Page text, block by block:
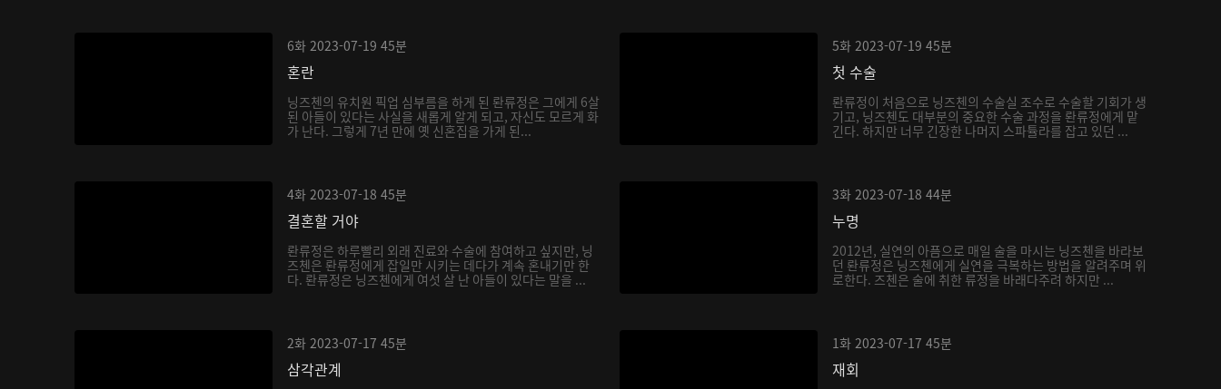
6화 2023-07-19 45분
혼란
닝즈첸의 유치원 픽업 심부름을 하게 된 롼류정은 그에게 6살
된 아들이 있다는 사실을 새롭게 알게 되고, 자신도 모르게 화
가 난다. 그렇게 7년 만에 옛 신혼집을 가게 된...
5화 2023-07-19 45분
첫 수술
롼류정이 처음으로 닝즈첸의 수술실 조수로 수술할 기회가 생
기고, 닝즈첸도 대부분의 중요한 수술 과정을 롼류정에게 맡
긴다. 하지만 너무 긴장한 나머지 스파튤라를 잡고 있던 ...
4화 2023-07-18 45분
결혼할 거야
롼류정은 하루빨리 외래 진료와 수술에 참여하고 싶지만, 닝
즈첸은 롼류정에게 잡일만 시키는 데다가 계속 혼내기만 한
다. 롼류정은 닝즈첸에게 여섯 살 난 아들이 있다는 말을 ...
3화 2023-07-18 44분
누명
2012년, 실연의 아픔으로 매일 술을 마시는 닝즈첸을 바라보
던 롼류정은 닝즈첸에게 실연을 극복하는 방법을 알려주며 위
로한다. 즈첸은 술에 취한 류정을 바래다주려 하지만 ...
2화 2023-07-17 45분
삼각관계
1화 2023-07-17 45분
재회